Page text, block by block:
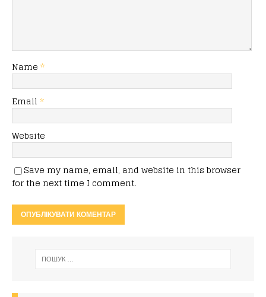
Name *
Email *
Website
Save my name, email, and website in this browser
for the next time I comment.